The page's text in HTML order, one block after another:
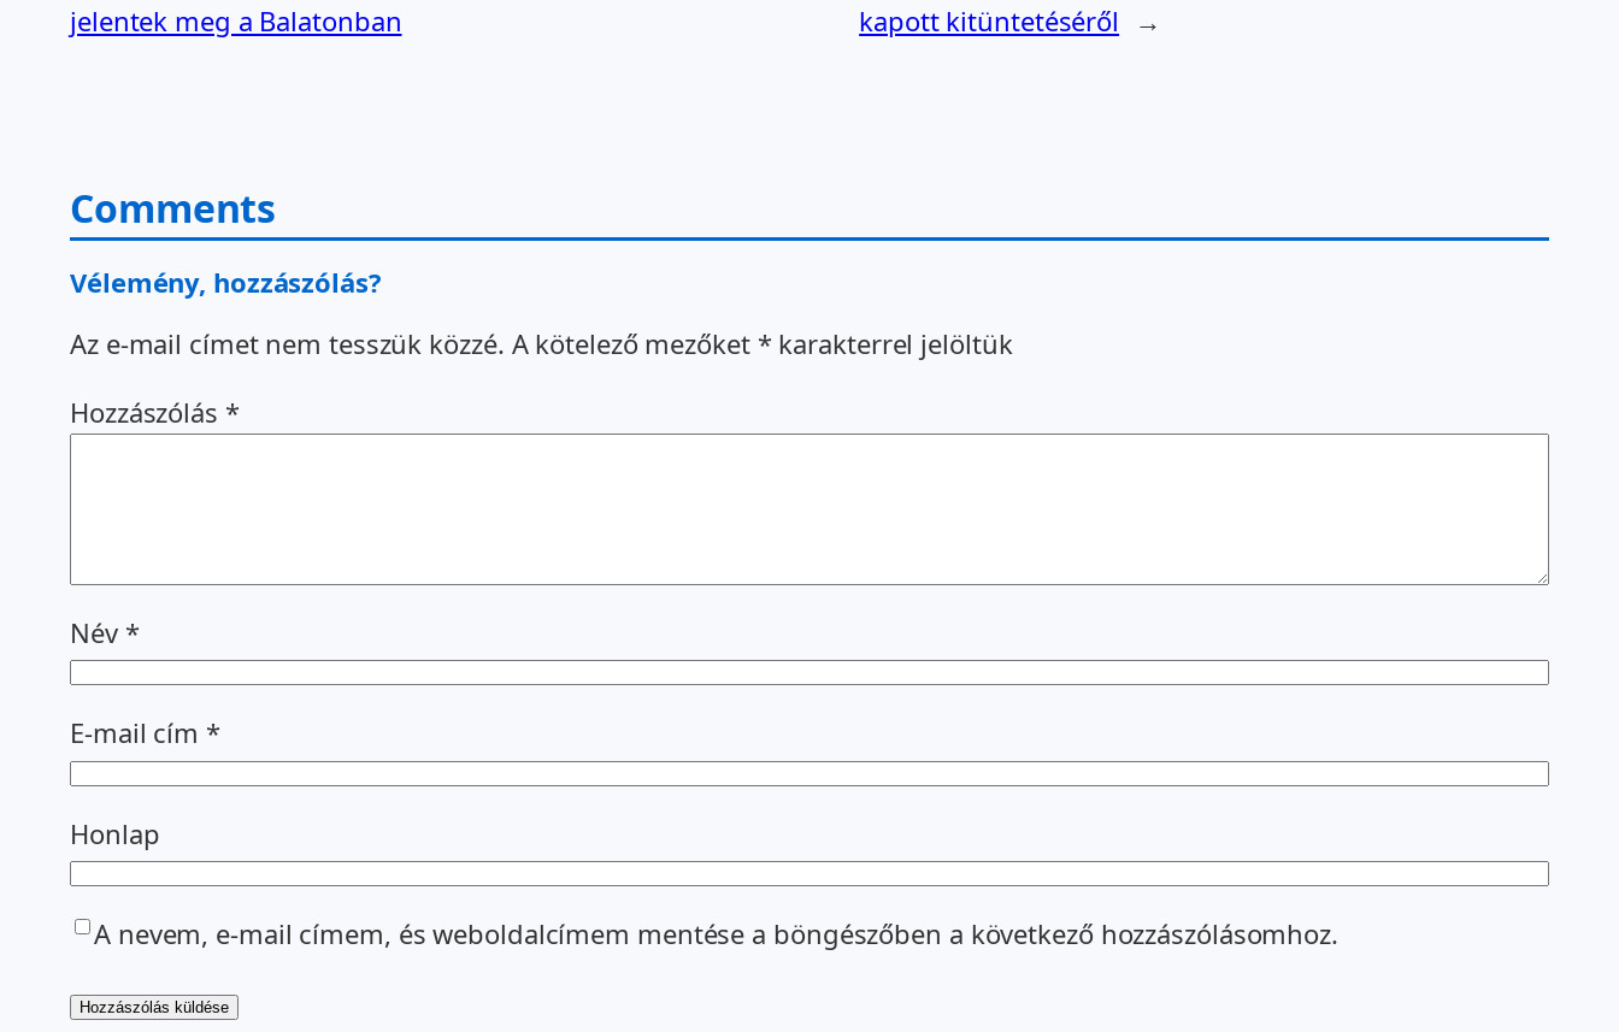
jelentek meg a Balatonban
kapott kitüntetéséről
→
Comments
Vélemény, hozzászólás?
Az e-mail címet nem tesszük közzé. A kötelező mezőket * karakterrel jelöltük
Hozzászólás *
Név *
E-mail cím *
Honlap
A nevem, e-mail címem, és weboldalcímem mentése a böngészőben a következő hozzászólásomhoz.